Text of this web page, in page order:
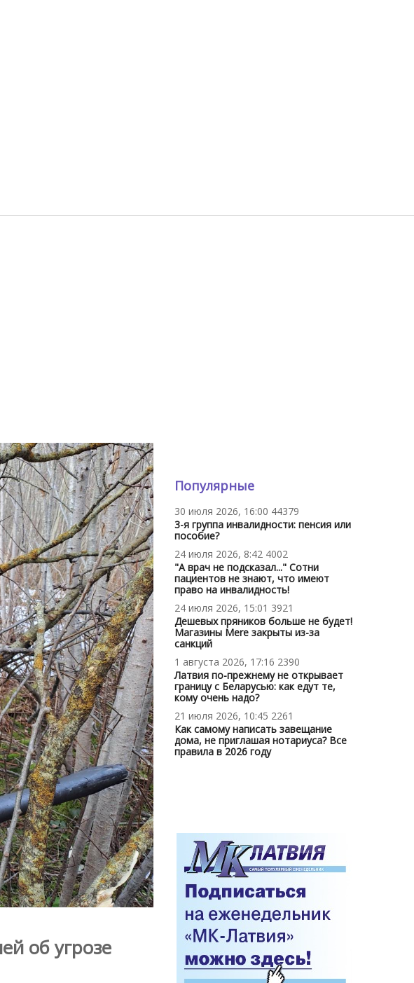
об угрозе
Популярные
30 июля 2026, 16:00 44379
3-я группа инвалидности: пенсия или
пособие?
24 июля 2026, 8:42 4002
"А врач не подсказал..." Сотни
пациентов не знают, что имеют
право на инвалидность!
24 июля 2026, 15:01 3921
Дешевых пряников больше не будет!
Магазины Mere закрыты из-за
санкций
1 августа 2026, 17:16 2390
Латвия по-прежнему не открывает
границу с Беларусью: как едут те,
кому очень надо?
21 июля 2026, 10:45 2261
Как самому написать завещание
дома, не приглашая нотариуса? Все
правила в 2026 году